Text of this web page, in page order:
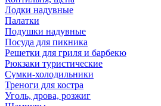
Лодки надувные
Палатки
Подушки надувные
Посуда для пикника
Решетки для гриля и барбекю
Рюкзаки туристические
Сумки-холодильники
Треноги для костра
Уголь, дрова, розжиг